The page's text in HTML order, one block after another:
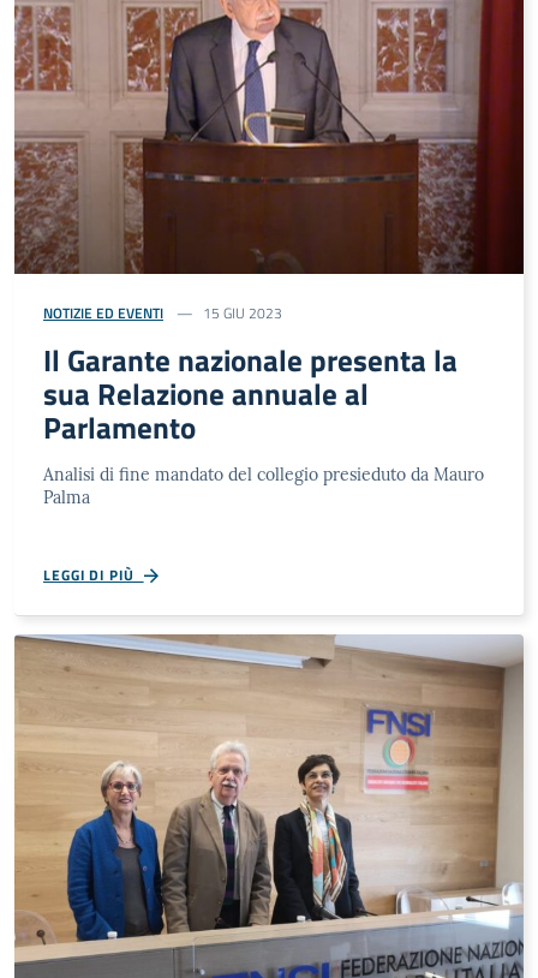
NOTIZIE ED EVENTI 15 GIU 2023
Il Garante nazionale presenta la
sua Relazione annuale al
Parlamento
Analisi di fine mandato del collegio presieduto da Mauro
Palma
LEGGI DI PIÙ